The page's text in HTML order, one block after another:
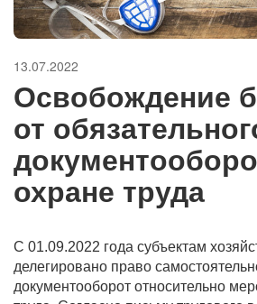
13.07.2022
Освобождение
от
охране труда
С 01.09.2022 года субъектам
делегировано право
документооборот относительно